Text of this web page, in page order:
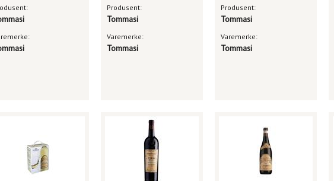
Produsent:
Tommasi
Varemerke:
Tommasi
Produsent:
Tommasi
Varemerke:
Tommasi